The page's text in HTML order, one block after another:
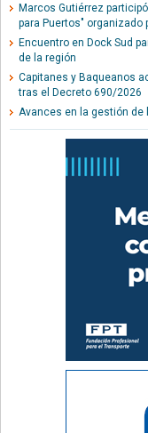
Marcos Gutiérrez
para Puertos" organizado
Encuentro en Dock Sud
de la región
Capitanes y Baqueanos
tras el Decreto 690/2026
Avances en la gestión de